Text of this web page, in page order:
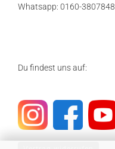
Whatsapp: 0160-3807848
Du findest uns auf: